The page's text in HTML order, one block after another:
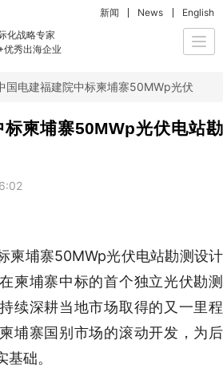
化战略专家
秀出海企业
新闻 News English
国电建福建院中标柬埔寨50MWp光伏电站
柬埔寨50MWp光伏电站勘
柬埔寨50MWp光伏电站勘测设计
柬埔寨中标的首个独立光伏勘测
续深耕当地市场取得的又一里程
埔寨国别市场的滚动开发，为后
础。